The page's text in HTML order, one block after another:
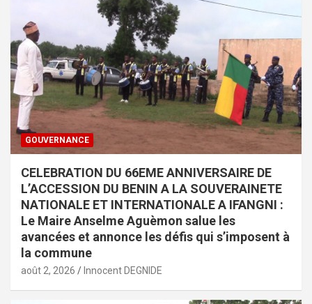
GOUVERNANCE
CELEBRATION DU 66EME ANNIVERSAIRE DE
L’ACCESSION DU BENIN A LA SOUVERAINETE
NATIONALE ET INTERNATIONALE A IFANGNI :
Le Maire Anselme Aguèmon salue les
avancées et annonce les défis qui s’imposent à
la commune
août 2, 2026 Innocent DEGNIDE